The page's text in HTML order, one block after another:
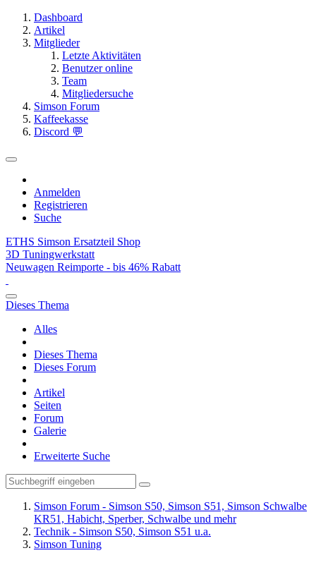
Dashboard
Artikel
Mitglieder
Letzte Aktivitäten
Benutzer online
Team
Mitgliedersuche
Simson Forum
Kaffeekasse
Discord 💬
Anmelden
Registrieren
Suche
ETHS Simson Ersatzteil Shop
3D Tuningwerkstatt
Neuwagen Reimporte - bis 46% Rabatt
Dieses Thema
Alles
Dieses Thema
Dieses Forum
Artikel
Seiten
Forum
Galerie
Erweiterte Suche
Simson Forum - Simson S50, Simson S51, Simson Schwalbe
KR51, Habicht, Sperber, Schwalbe und mehr
Technik - Simson S50, Simson S51 u.a.
Simson Tuning